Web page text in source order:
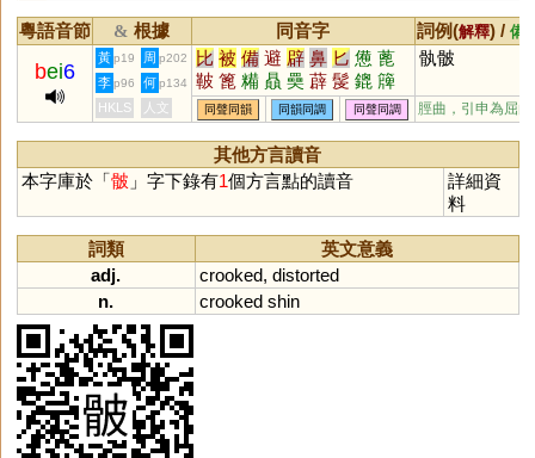
粵語音節 & 根據 同音字 詞例(解釋) / 備
bei6
黃 p19 周 p202 比 被 備 避 辟 鼻 匕 憊 蓖
鞁 篦 糒 贔 奰 薜 髲 鎞 簰
襣 箄 犕
骫骳
李 p96 何 p134
HKLS 人文 同聲同韻 同韻同調 同聲同調 脛曲，引申為屈曲
其他方言讀音
本字庫於「骳 」字下錄有1個方言點的讀音
詳細資
料
詞類
英文意義
adj.
crooked, distorted
n.
crooked shin